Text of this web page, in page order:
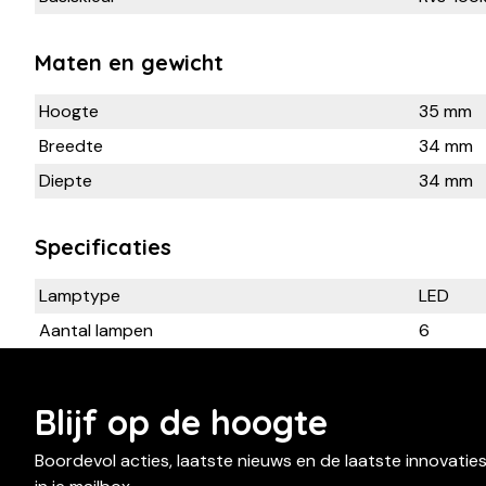
Maten en gewicht
Hoogte
35 mm
Breedte
34 mm
Diepte
34 mm
Specificaties
Lamptype
LED
Aantal lampen
6
Blijf op de hoogte
Boordevol acties, laatste nieuws en de laatste innovaties